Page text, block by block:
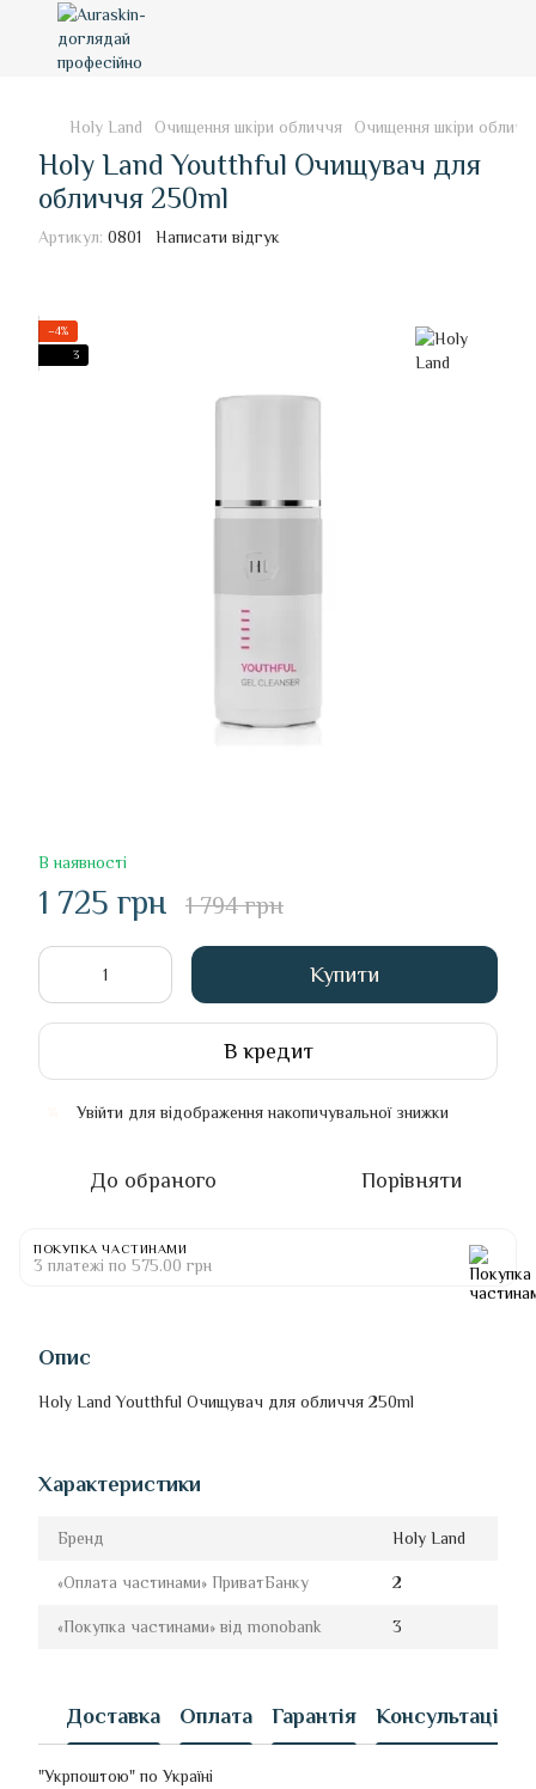
Holy Land Очищення шкіри обличчя Очищення шкіри
Holy Land Youtthful Очищувач для
обличчя 250ml
Артикул: 0801 Написати відгук
−4%
3
В наявності
1 725 грн 1 794 грн
Купити
В кредит
Увійти для відображення накопичувальної знижки
До обраного Порівняти
ПОКУПКА ЧАСТИНАМИ
3 платежі по 575.00 грн
Опис
Holy Land Youtthful Очищувач для обличчя 250ml
Характеристики
Бренд Holy Land
«Оплата частинами» ПриватБанку 2
«Покупка частинами» від monobank 3
Доставка Оплата Гарантія Консультація
"Укрпоштою" по Україні